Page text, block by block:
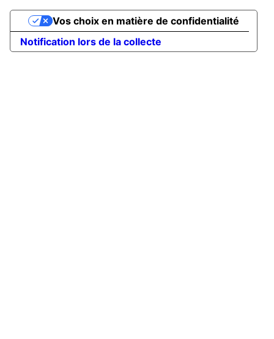
Notification lors de la collecte
Vos choix en matière de confidentialité